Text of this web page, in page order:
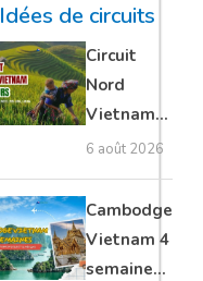
Idées de circuits
Circuit
Nord
Vietnam
15 jours :
Ha Giang
loop en
moto, Ninh
Binh, Lan
6 août 2026
Cambodge
Vietnam 4
semaines :